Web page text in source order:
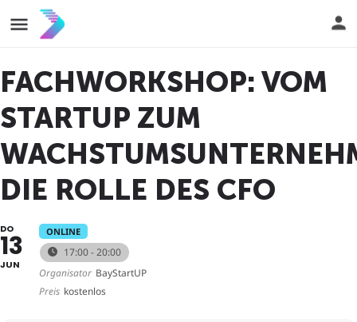
FACHWORKSHOP: VOM
STARTUP ZUM
DIE ROLLE DES CFO
DO
13
JUN
ONLINE
17:00 - 20:00
Organisator BayStartUP
Preis kostenlos